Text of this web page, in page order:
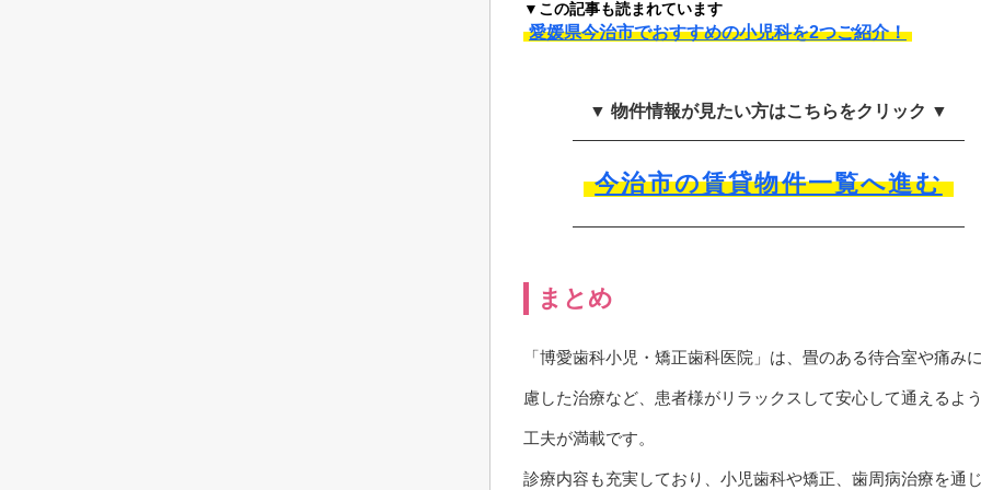
▼この記事も読まれています
愛媛県今治市でおすすめの小児科を2つご紹介！
▼ 物件情報が見たい方はこちらをクリック ▼
今治市の賃貸物件一覧へ進む
まとめ
「博愛歯科小児・矯正歯科医院」は、畳のある待合室や痛み
慮した治療など、患者様がリラックスして安心して通えるよ
工夫が満載です。
診療内容も充実しており、小児歯科や矯正、歯周病治療を通じ